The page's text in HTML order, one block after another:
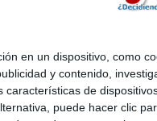
en un dispositivo, como
y contenido,
de
puede hacer clic
Quiénes
legal|Politica de privacidad